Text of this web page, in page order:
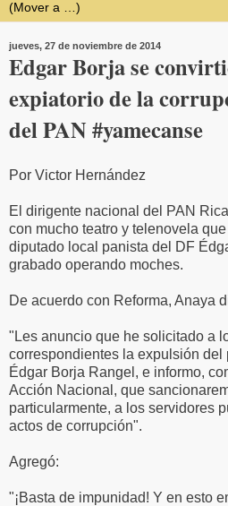
jueves, 27 de noviembre de 2014
Edgar Borja se
expiatorio de la
del PAN #yamecanse
Por Victor Hernández
El dirigente nacional del PAN
con mucho teatro y telenovela
diputado local panista del DF
grabado operando moches.
De acuerdo con Reforma, Anaya
"Les anuncio que he solicitado a
correspondientes la expulsión del
Édgar Borja Rangel, e informo,
Acción Nacional, que
particularmente, a los servidores
actos de corrupción".
Agregó:
"¡Basta de impunidad! Y en esto